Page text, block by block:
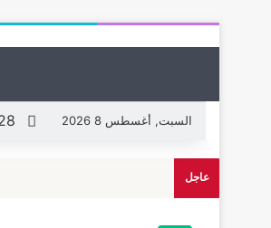
السبت, أغسطس 8 2026
عاجل